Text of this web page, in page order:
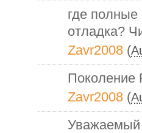
где полные
отладка?
Zavr2008 (
Поколение
Zavr2008 (
Уважаемый